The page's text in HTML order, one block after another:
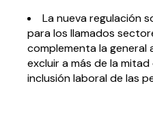
La nueva regulación
para los llamados
complementa la general
excluir a más de la
inclusión laboral de las